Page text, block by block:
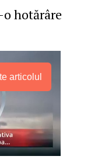
hotărâre
articolul